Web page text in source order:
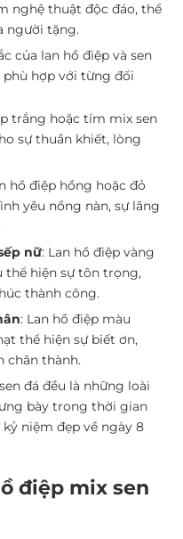
nghệ thuật độc đáo, thể
người tặng.
của lan hồ điệp và sen
hợp với từng đối
trắng hoặc tím mix sen
sự thuần khiết, lòng
hồ điệp hồng hoặc đỏ
yêu nồng nàn, sự lãng
nữ: Lan hồ điệp vàng
thể hiện sự tôn trọng,
thành công.
: Lan hồ điệp màu
thể hiện sự biết ơn,
chân thành.
đá đều là những loài
bày trong thời gian
niệm đẹp về ngày 8
điệp mix sen